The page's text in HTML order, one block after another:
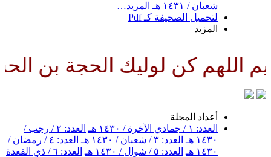
شعبان / ١٤٣١ هـ
المزيد…
لتحميل الصحيفة كـ Pdf
المزيد
كن لوليك الحجة بن
أعداد المجلة
العدد: ١ / جمادي الآخرة / ١٤٣٠ هـ
العدد: ٢ / رجب /
١٤٣٠ هـ
العدد: ٣ / شعبان / ١٤٣٠ هـ
العدد: ٤ / رمضان /
١٤٣٠ هـ
العدد: ٥ / شوال / ١٤٣٠ هـ
العدد: ٦ / ذي القعدة